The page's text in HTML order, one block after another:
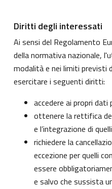
Diritti degli interessati
Ai sensi del Regolamento
della normativa nazionale,
modalità e nei limiti previsti
esercitare i seguenti diritti:
accedere ai propri dati
ottenere la rettifica
e l’integrazione di
richiedere la
eccezione per quelli
essere
e salvo che sussista